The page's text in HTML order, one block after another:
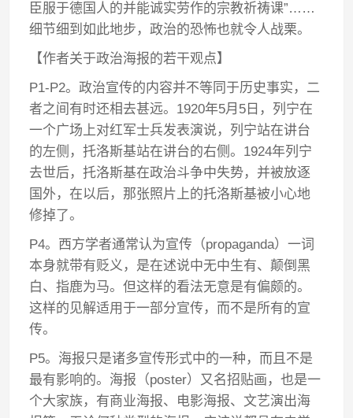
臣服于德国人的并能诚实劳作的宗教祈祷课”……
细节细到如此地步，政治的恐怖也就令人战栗。
【作者关于政治海报的若干观点】
P1-P2。政治宣传的内容并不等同于历史事实，二
者之间有时还相去甚远。1920年5月5日，列宁在
一个广场上对红军士兵发表演说，列宁站在讲台
的左侧，托洛斯基站在讲台的右侧。1924年列宁
去世后，托洛斯基在政治斗争中失势，并被放逐
国外，在以后，那张照片上的托洛斯基被小心地
修掉了。
P4。西方学者通常认为宣传（propaganda）一词
本身就带有贬义，是在述说中无中生有、颠倒黑
白、指鹿为马。但这样的看法无意是有偏颇的。
这样的见解适用于一部分宣传，而不是所有的宣
传。
P5。海报只是诸多宣传形式中的一种，而且不是
最有影响的。海报（poster）又名招贴画，也是一
个大家族，有商业海报、电影海报、文艺演出海